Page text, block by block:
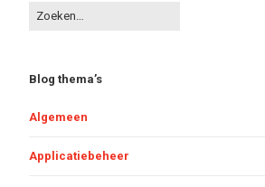
Blog thema’s
Algemeen
Applicatiebeheer